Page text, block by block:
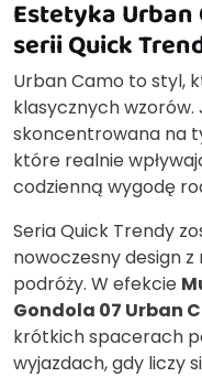
Estetyka
serii Quick
Urban Camo to styl,
klasycznych wzorów.
skoncentrowana na
które realnie
codzienną wygodę
Seria Quick Trendy
nowoczesny design
podróży. W efekcie
Gondola 07 Urban
krótkich spacerach
wyjazdach, gdy liczy